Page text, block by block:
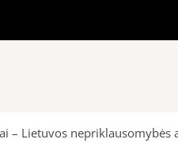
– Lietuvos